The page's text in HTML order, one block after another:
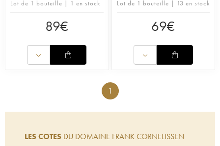
Lot de 1 bouteille | 1 en stock
89€
Lot de 1 bouteille | 13 en stock
69€
1
LES COTES DU DOMAINE FRANK CORNELISSEN